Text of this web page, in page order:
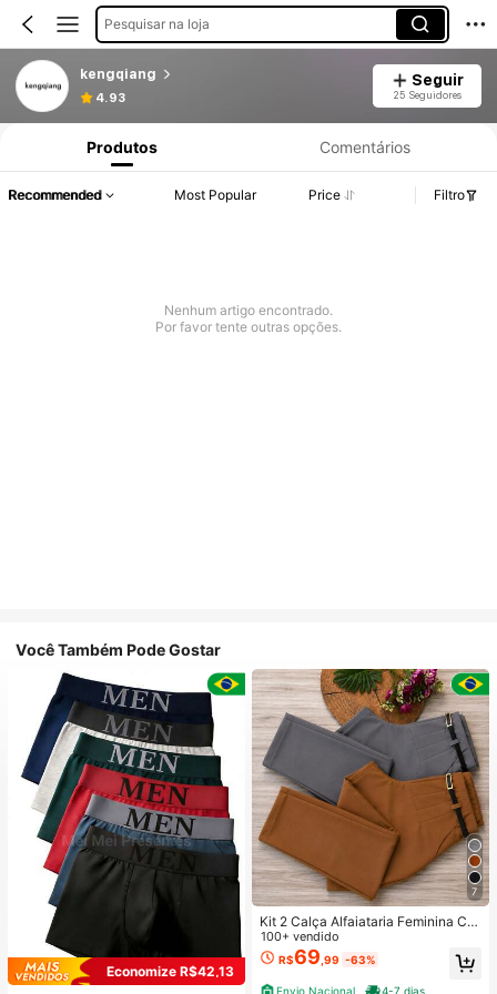
Pesquisar na loja
kengqiang
4.93
Seguir
25 Seguidores
Produtos Comentários
Recommended Most Popular Price Filtro
Nenhum artigo encontrado.
Por favor tente outras opções.
Você Também Pode Gostar
Economize R$42,13
7
Kit 2 Calça Alfaiataria Feminina Co
m Cinto
100+ vendido
R$69 ,99 -63%
Envio Nacional 4-7 dias